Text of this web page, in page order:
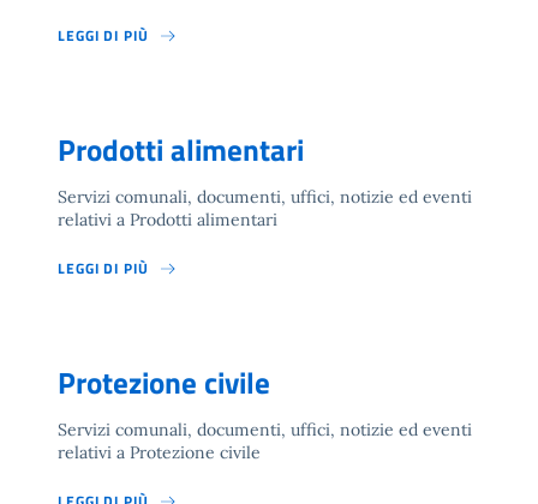
LEGGI DI PIÙ
Prodotti alimentari
Servizi comunali, documenti, uffici, notizie ed eventi
relativi a Prodotti alimentari
LEGGI DI PIÙ
Protezione civile
Servizi comunali, documenti, uffici, notizie ed eventi
relativi a Protezione civile